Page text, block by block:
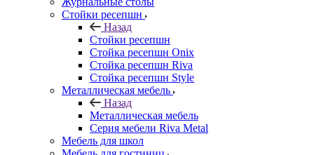
Стойки ресепшн
Назад
Стойки ресепшн
Стойка ресепшн Onix
Стойка ресепшн Riva
Стойка ресепшн Style
Металлическая мебель
Назад
Металлическая мебель
Серия мебели Riva Metal
Мебель для школ